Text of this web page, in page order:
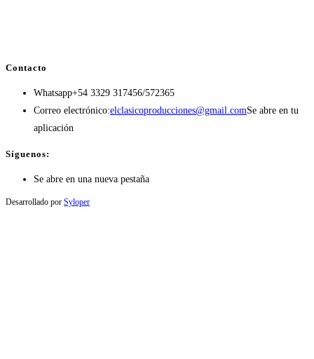
Contacto
Whatsapp+54 3329 317456/572365
Correo electrónico:elclasicoproducciones@gmail.comSe abre en tu
aplicación
Síguenos:
Se abre en una nueva pestaña
Desarrollado por Syloper